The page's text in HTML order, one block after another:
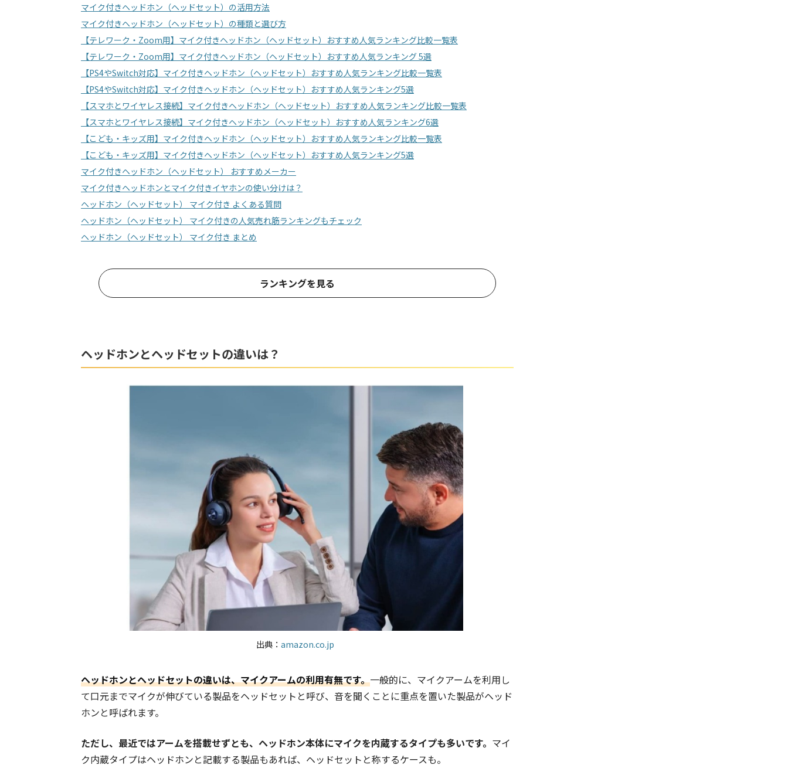
マイク付きヘッドホン（ヘッドセット）の活用方法
マイク付きヘッドホン（ヘッドセット）の種類と選び方
【テレワーク・Zoom用】マイク付きヘッドホン（ヘッドセット）おすすめ人気ランキング比較一覧表
【テレワーク・Zoom用】マイク付きヘッドホン（ヘッドセット）おすすめ人気ランキング 5選
【PS4やSwitch対応】マイク付きヘッドホン（ヘッドセット）おすすめ人気ランキング比較一覧表
【PS4やSwitch対応】マイク付きヘッドホン（ヘッドセット）おすすめ人気ランキング5選
【スマホとワイヤレス接続】マイク付きヘッドホン（ヘッドセット）おすすめ人気ランキング比較一覧表
【スマホとワイヤレス接続】マイク付きヘッドホン（ヘッドセット）おすすめ人気ランキング6選
【こども・キッズ用】マイク付きヘッドホン（ヘッドセット）おすすめ人気ランキング比較一覧表
【こども・キッズ用】マイク付きヘッドホン（ヘッドセット）おすすめ人気ランキング5選
マイク付きヘッドホン（ヘッドセット） おすすめメーカー
マイク付きヘッドホンとマイク付きイヤホンの使い分けは？
ヘッドホン（ヘッドセット） マイク付き よくある質問
ヘッドホン（ヘッドセット） マイク付きの人気売れ筋ランキングもチェック
ヘッドホン（ヘッドセット） マイク付き まとめ
ランキングを見る
ヘッドホンとヘッドセットの違いは？
出典： amazon.co.jp
ヘッドホンとヘッドセットの違いは、マイクアームの利用有無です。一般的に、マイクアームを利用し
て口元までマイクが伸びている製品をヘッドセットと呼び、音を聞くことに重点を置いた製品がヘッド
ホンと呼ばれます。
ただし、最近ではアームを搭載せずとも、ヘッドホン本体にマイクを内蔵するタイプも多いです。 マイ
ク内蔵タイプはヘッドホンと記載する製品もあれば、ヘッドセットと称するケースも。